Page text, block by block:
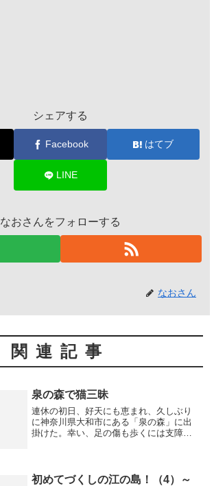
シェアする
Facebook はてブ
LINE
なおさんをフォローする
なおさん
関連記事
泉の森で猫三昧
連休の初日、好天にも恵まれ、久しぶり
に神奈川県大和市にある「泉の森」に出
掛けた。幸い、足の傷も歩くには支障の
キと、藁葺きの民家。空の...
初めてづくしの江の島！（4）～